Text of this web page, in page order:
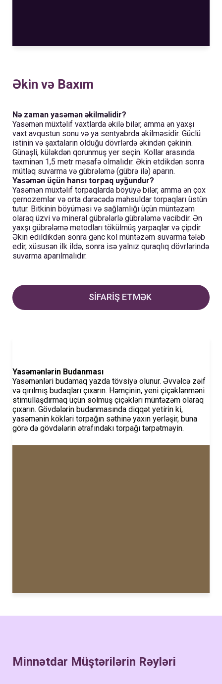
Əkin və Baxım
Nə zaman yasəmən əkilməlidir?
Yasəmən müxtəlif vaxtlarda əkilə bilər, amma ən yaxşı
vaxt avqustun sonu və ya sentyabrda əkilməsidir. Güclü
istinin və şaxtaların olduğu dövrlərdə əkindən çəkinin.
Günəşli, küləkdən qorunmuş yer seçin. Kollar arasında
təxminən 1,5 metr məsafə olmalıdır. Əkin etdikdən sonra
mütləq suvarma və gübrələmə (gübrə ilə) aparın.
Yasəmən üçün hansı torpaq uyğundur?
Yasəmən müxtəlif torpaqlarda böyüyə bilər, amma ən çox
çernozemlər və orta dərəcədə məhsuldar torpaqları üstün
tutur. Bitkinin böyüməsi və sağlamlığı üçün müntəzəm
olaraq üzvi və mineral gübrələrlə gübrələmə vacibdir. Ən
yaxşı gübrələmə metodları tökülmüş yarpaqlar və çipdir.
Əkin edildikdən sonra gənc kol müntəzəm suvarma tələb
edir, xüsusən ilk ildə, sonra isə yalnız quraqlıq dövrlərində
suvarma aparılmalıdır.
SİFARİŞ ETMƏK
Yasəmənlərin Budanması
Yasəmənləri budamaq yazda tövsiyə olunur. Əvvəlcə zəif
və qırılmış budaqları çıxarın. Həmçinin, yeni çiçəklənməni
stimullaşdırmaq üçün solmuş çiçəkləri müntəzəm olaraq
çıxarın. Gövdələrin budanmasında diqqət yetirin ki,
yasəmənin kökləri torpağın səthinə yaxın yerləşir, buna
görə də gövdələrin ətrafındakı torpağı tərpətməyin.
Minnətdar Müştərilərin Rəyləri